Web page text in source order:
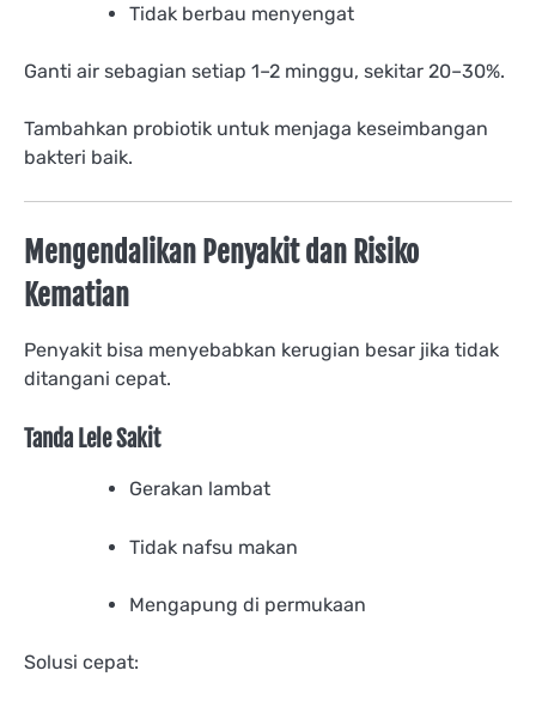
Tidak berbau menyengat
Ganti air sebagian setiap 1–2 minggu, sekitar 20–30%.
Tambahkan probiotik untuk menjaga keseimbangan
bakteri baik.
Mengendalikan Penyakit dan Risiko
Kematian
Penyakit bisa menyebabkan kerugian besar jika tidak
ditangani cepat.
Tanda Lele Sakit
Gerakan lambat
Tidak nafsu makan
Mengapung di permukaan
Solusi cepat: